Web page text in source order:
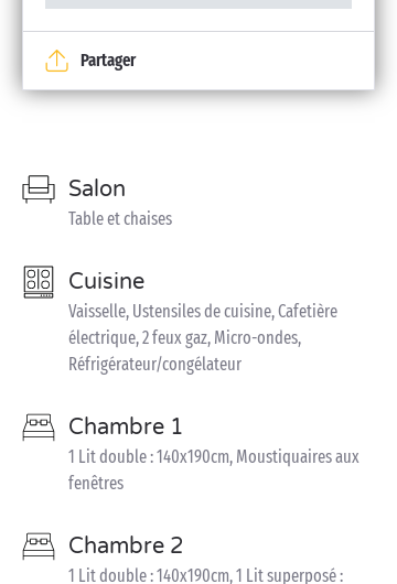
Partager
Salon
Table et chaises
Cuisine
Vaisselle, Ustensiles de cuisine, Cafetière
électrique, 2 feux gaz, Micro-ondes,
Réfrigérateur/congélateur
Chambre 1
1 Lit double : 140x190cm, Moustiquaires aux
fenêtres
Chambre 2
1 Lit double : 140x190cm, 1 Lit superposé :